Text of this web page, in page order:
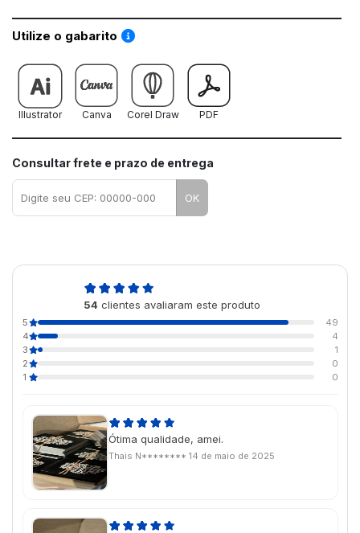
Utilize o gabarito Saiba como utilizar os nossos gabaritos
Illustrator Canva Corel Draw PDF
Consultar frete e prazo de entrega
OK
54 clientes avaliaram este produto
5
49
4
4
3
1
2
0
1
0
Ótima qualidade, amei.
Thais N******** 14 de maio de 2025